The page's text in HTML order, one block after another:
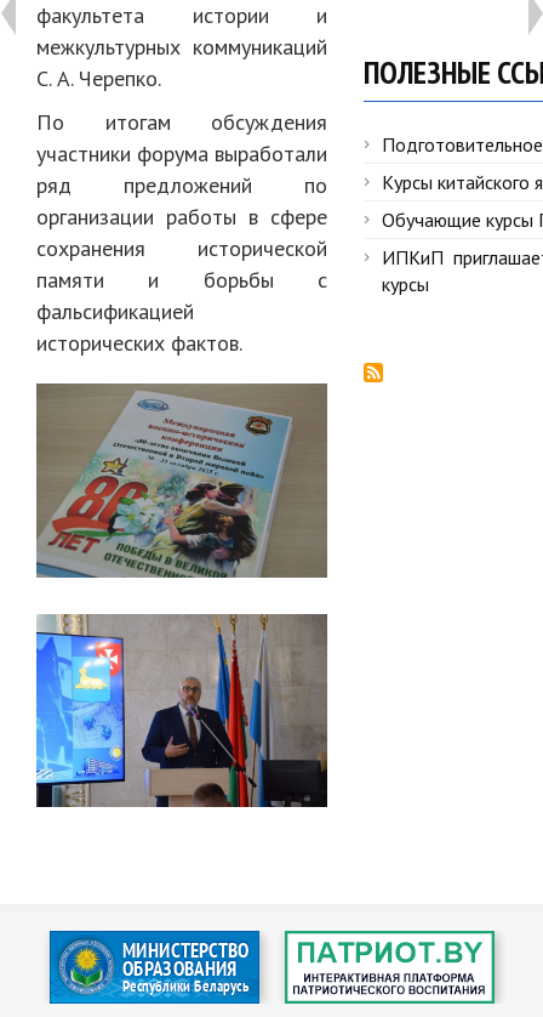
факультета истории и
межкультурных коммуникаций
С. А. Черепко.
По итогам обсуждения
участники форума выработали
ряд предложений по
организации работы в сфере
сохранения исторической
памяти и борьбы с
фальсификацией
исторических фактов.
ПОЛЕЗНЫЕ
Курсы китайского
Обучающие курсы
ИПКиП
курсы